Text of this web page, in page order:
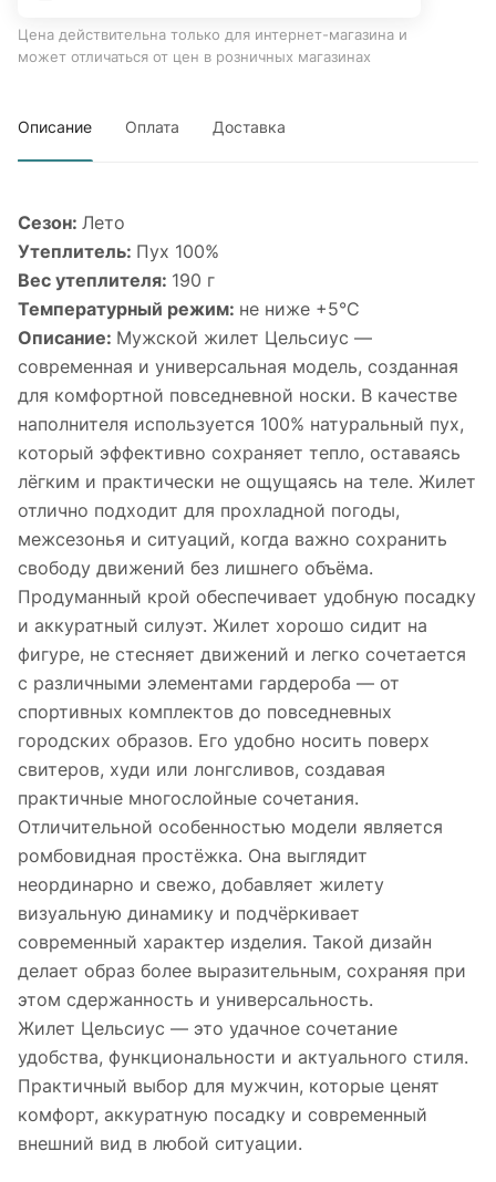
Цена действительна только для интернет-магазина и
может отличаться от цен в розничных магазинах
Описание Оплата Доставка
Сезон: Лето
Утеплитель: Пух 100%
Вес утеплителя: 190 г
Температурный режим: не ниже +5°С
Описание: Мужской жилет Цельсиус —
современная и универсальная модель, созданная
для комфортной повседневной носки. В качестве
наполнителя используется 100% натуральный пух,
который эффективно сохраняет тепло, оставаясь
лёгким и практически не ощущаясь на теле. Жилет
отлично подходит для прохладной погоды,
межсезонья и ситуаций, когда важно сохранить
свободу движений без лишнего объёма.
Продуманный крой обеспечивает удобную посадку
и аккуратный силуэт. Жилет хорошо сидит на
фигуре, не стесняет движений и легко сочетается
с различными элементами гардероба — от
спортивных комплектов до повседневных
городских образов. Его удобно носить поверх
свитеров, худи или лонгсливов, создавая
практичные многослойные сочетания.
Отличительной особенностью модели является
ромбовидная простёжка. Она выглядит
неординарно и свежо, добавляет жилету
визуальную динамику и подчёркивает
современный характер изделия. Такой дизайн
делает образ более выразительным, сохраняя при
этом сдержанность и универсальность.
Жилет Цельсиус — это удачное сочетание
удобства, функциональности и актуального стиля.
Практичный выбор для мужчин, которые ценят
комфорт, аккуратную посадку и современный
внешний вид в любой ситуации.